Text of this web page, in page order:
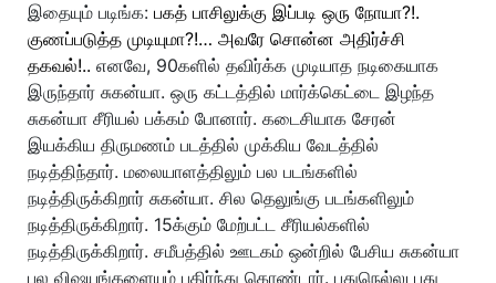
இதையும் படிங்க: பகத் பாசிலுக்கு இப்படி ஒரு நோயா?!.
குணப்படுத்த முடியுமா?!… அவரே சொன்ன அதிர்ச்சி
தகவல்!.. எனவே, 90களில் தவிர்க்க முடியாத நடிகையாக
இருந்தார் சுகன்யா. ஒரு கட்டத்தில் மார்க்கெட்டை இழந்த
சுகன்யா சீரியல் பக்கம் போனார். கடைசியாக சேரன்
இயக்கிய திருமணம் படத்தில் முக்கிய வேடத்தில்
நடித்திந்தார். மலையாளத்திலும் பல படங்களில்
நடித்திருக்கிறார் சுகன்யா. சில தெலுங்கு படங்களிலும்
நடித்திருக்கிறார். 15க்கும் மேற்பட்ட சீரியல்களில்
நடித்திருக்கிறார். சமீபத்தில் ஊடகம் ஒன்றில் பேசிய சுகன்யா
பல விஷயங்களையும் பகிர்ந்து கொண்டார். புதுநெல்லு புது